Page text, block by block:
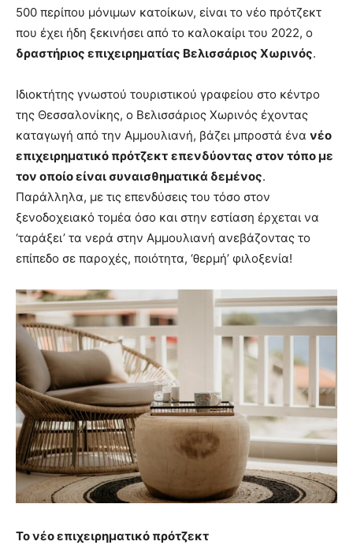
500 περίπου μόνιμων κατοίκων, είναι το νέο πρότζεκτ
που έχει ήδη ξεκινήσει από το καλοκαίρι του 2022, ο
δραστήριος επιχειρηματίας Βελισσάριος Χωρινός.
Ιδιοκτήτης γνωστού τουριστικού γραφείου στο κέντρο
της Θεσσαλονίκης, ο Βελισσάριος Χωρινός έχοντας
καταγωγή από την Αμμουλιανή, βάζει μπροστά ένα νέο
επιχειρηματικό πρότζεκτ επενδύοντας στον τόπο με
τον οποίο είναι συναισθηματικά δεμένος.
Παράλληλα, με τις επενδύσεις του τόσο στον
ξενοδοχειακό τομέα όσο και στην εστίαση έρχεται να
‘ταράξει’ τα νερά στην Αμμουλιανή ανεβάζοντας το
επίπεδο σε παροχές, ποιότητα, ‘θερμή’ φιλοξενία!
Το νέο επιχειρηματικό πρότζεκτ